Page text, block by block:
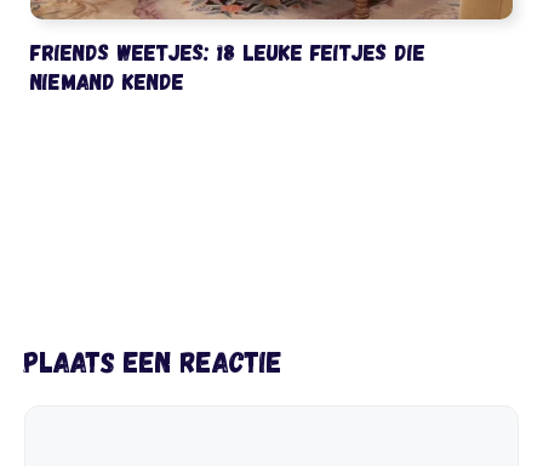
Friends weetjes: 18 leuke feitjes die
niemand kende
Plaats een reactie